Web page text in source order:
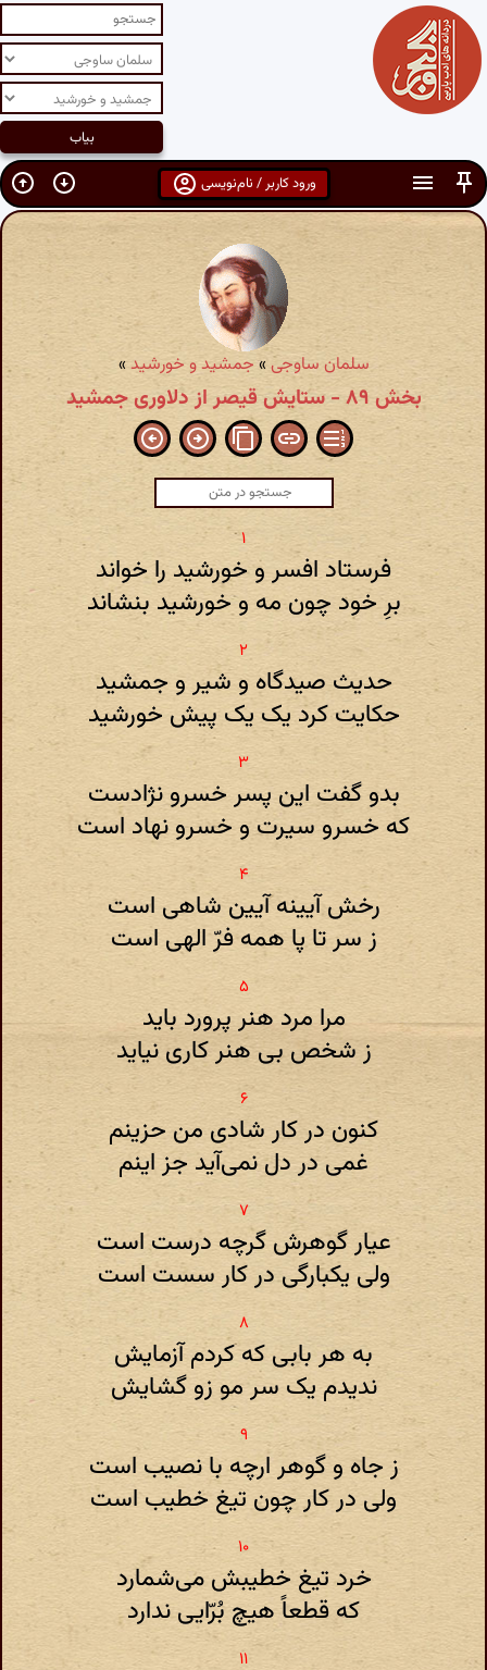
ورود کاربر / نام‌نویسی
سلمان ساوجی»جمشید و خورشید»
بخش ۸۹ - ستایش قیصر از دلاوری جمشید
فرستاد افسر و خورشید را خواند
برِ خود چون مه و خورشید بنشاند
حدیث صیدگاه و شیر و جمشید
حکایت کرد یک یک پیش خورشید
بدو گفت این پسر خسرو نژادست
که خسرو سیرت و خسرو نهاد است
رخش آیینه آیین شاهی است
ز سر تا پا همه فرّ الهی است
مرا مرد هنر پرورد باید
ز شخص بی هنر کاری نیاید
کنون در کار شادی من حزینم
غمی در دل نمی‌آید جز اینم
عیار گوهرش گرچه درست است
ولی یکبارگی در کار سست است
به هر بابی که کردم آزمایش
ندیدم یک سر مو زو گشایش
ز جاه و گوهر ارچه با نصیب است
ولی در کار چون تیغ خطیب است
خرد تیغ خطیبش می‌شمارد
که قطعاً هیچ بُرّایی ندارد